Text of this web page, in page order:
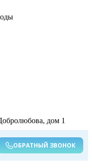
дом 1
ОБРАТНЫЙ ЗВОНОК